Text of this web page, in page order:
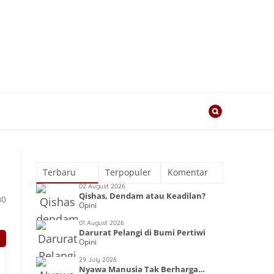
Terbaru Terpopuler Komentar
02 August 2026
Qishas, Dendam atau Keadilan?
Opini
01 August 2026
Darurat Pelangi di Bumi Pertiwi
Opini
29 July 2026
Nyawa Manusia Tak Berharga